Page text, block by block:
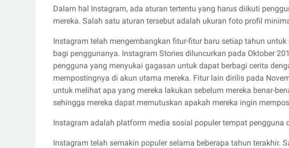
Dalam hal Instagram, ada aturan tertentu yang harus diikuti
mereka. Salah satu aturan tersebut adalah ukuran foto profil
Instagram telah mengembangkan fitur-fitur baru setiap tahun
bagi penggunanya. Instagram Stories diluncurkan pada Oktober
pengguna yang menyukai gagasan untuk dapat berbagi cerita
mempostingnya di akun utama mereka. Fitur lain dirilis pada
untuk melihat apa yang mereka lakukan sebelum mereka benar-
sehingga mereka dapat memutuskan apakah mereka ingin
Instagram adalah platform media sosial populer tempat pengguna
Instagram telah semakin populer selama beberapa tahun terakhir.